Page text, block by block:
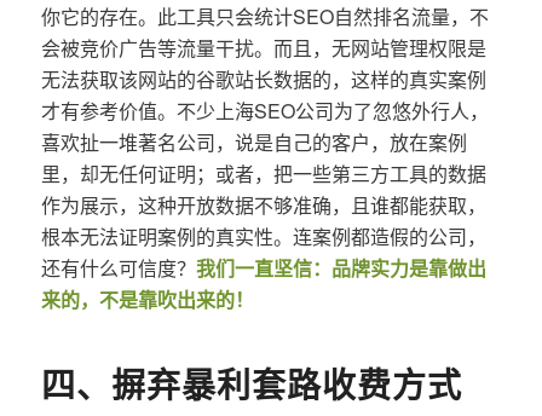
你它的存在。此工具只会统计SEO自然排名流量，不
会被竞价广告等流量干扰。而且，无网站管理权限是
无法获取该网站的谷歌站长数据的，这样的真实案例
才有参考价值。不少上海SEO公司为了忽悠外行人，
喜欢扯一堆著名公司，说是自己的客户，放在案例
里，却无任何证明；或者，把一些第三方工具的数据
作为展示，这种开放数据不够准确，且谁都能获取，
根本无法证明案例的真实性。连案例都造假的公司，
还有什么可信度？ 我们一直坚信：品牌实力是靠做出
来的，不是靠吹出来的！
四、摒弃暴利套路收费方式